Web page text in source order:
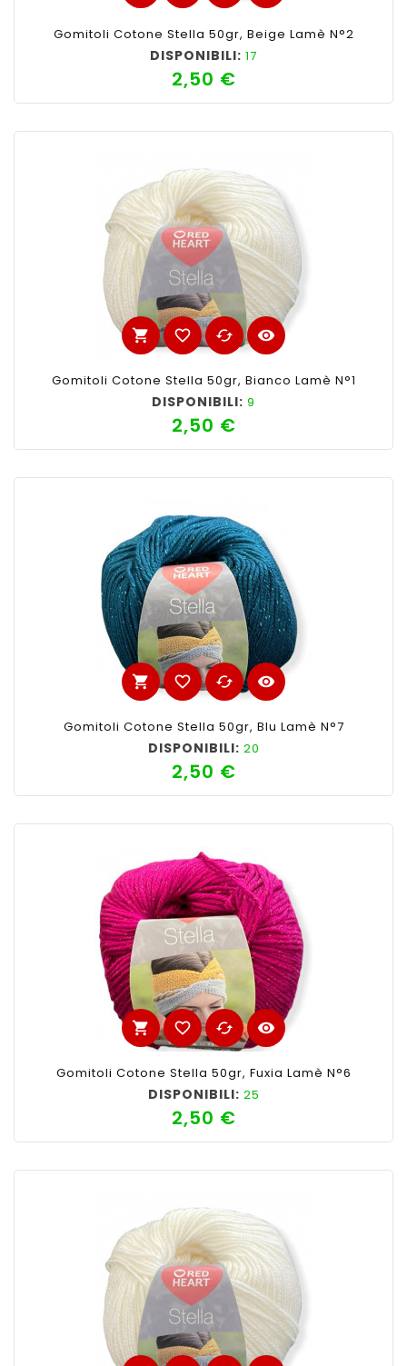
Gomitoli Cotone Stella 50gr, Beige Lamè N°2
DISPONIBILI: 17
2,50 €Prezzo
shopping_cart favorite_border cached visibility
Gomitoli Cotone Stella 50gr, Bianco Lamè N°1
DISPONIBILI: 9
2,50 €Prezzo
shopping_cart favorite_border cached visibility
Gomitoli Cotone Stella 50gr, Blu Lamè N°7
DISPONIBILI: 20
2,50 €Prezzo
shopping_cart favorite_border cached visibility
Gomitoli Cotone Stella 50gr, Fuxia Lamè N°6
DISPONIBILI: 25
2,50 €Prezzo